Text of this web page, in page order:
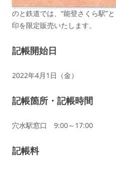
のと鉄道では、“能登さくら駅”
印を限定販売いたします。
記帳開始日
2022年4月1日（金）
記帳箇所・記帳時間
穴水駅窓口 9:00～17:00
記帳料